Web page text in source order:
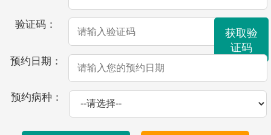
验证码：
获取验
证码
预约日期：
预约病种：